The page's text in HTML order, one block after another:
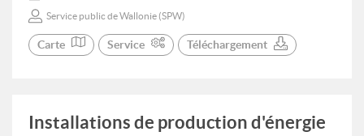
Service public de Wallonie (SPW)
Carte Service Téléchargement
Installations de production d'énergie